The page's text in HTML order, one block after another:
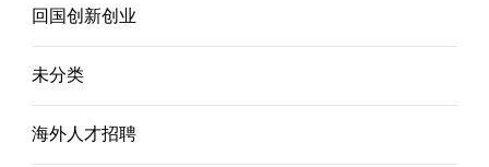
回国创新创业
未分类
海外人才招聘